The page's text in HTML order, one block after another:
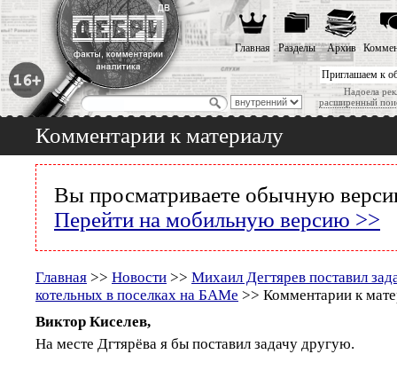
Приглашаем к
Надоела
расширенный
Главная Разделы Архив
Комментарии к материалу
Вы просматриваете обычную
Перейти на мобильную версию >>
Главная >> Новости >> Михаил Дегтярев поставил
котельных в поселках на БАМе >> Комментарии к
Виктор Киселев,
На месте Дгтярёва я бы поставил задачу другую.